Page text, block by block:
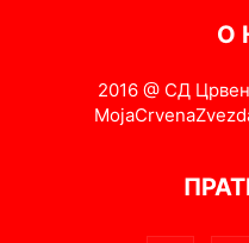
О
2016 @ СД